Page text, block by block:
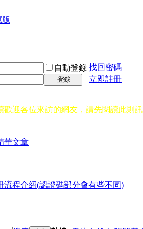
自動登錄 找回密碼
登錄
立即註冊
歡迎各位來訪的網友，請先閱讀此則
華文章
流程介紹(認證碼部分會有些不同)